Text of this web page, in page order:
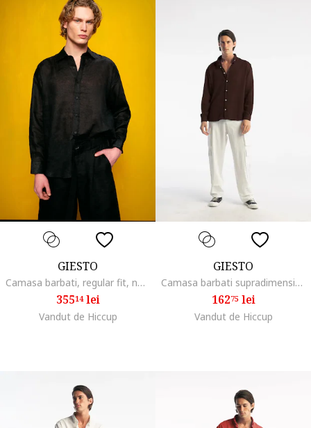
GIESTO
Camasa barbati, regular fit, negru, 100% in
35514lei
Vandut de Hiccup
GIESTO
Camasa barbati supradimensionata maro amestec in
16275lei
Vandut de Hiccup